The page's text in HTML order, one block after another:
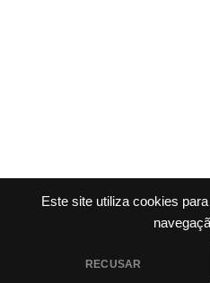
Este site utiliza cookies
RECUSAR